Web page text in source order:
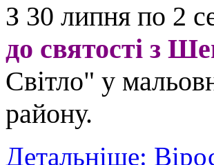
З 30 липня по 2
до святості з
Світло" у
району.
Детальніше: